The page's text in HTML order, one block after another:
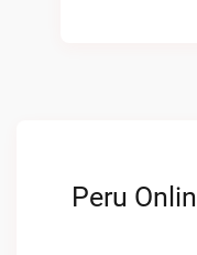
Peru